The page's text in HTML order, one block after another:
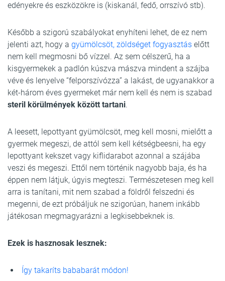
edényekre és eszközökre is (kiskanál, fedő, orrszívó stb).
Később a szigorú szabályokat enyhíteni lehet, de ez nem
jelenti azt, hogy a gyümölcsöt, zöldséget fogyasztás előtt
nem kell megmosni bő vízzel. Az sem célszerű, ha a
kisgyermekek a padlón kúszva mászva mindent a szájba
véve és lenyelve “felporszívózza” a lakást, de ugyanakkor a
két-három éves gyermeket már nem kell és nem is szabad
steril körülmények között tartani.
A leesett, lepottyant gyümölcsöt, meg kell mosni, mielőtt a
gyermek megeszi, de attól sem kell kétségbeesni, ha egy
lepottyant kekszet vagy kiflidarabot azonnal a szájába
veszi és megeszi. Ettől nem történik nagyobb baja, és ha
éppen nem látjuk, úgyis megteszi. Természetesen meg kell
arra is tanítani, mit nem szabad a földről felszedni és
megenni, de ezt próbáljuk ne szigorúan, hanem inkább
játékosan megmagyarázni a legkisebbeknek is.
Ezek is hasznosak lesznek:
Így takaríts bababarát módon!